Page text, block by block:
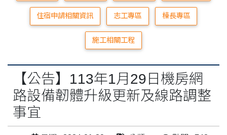
住宿申請相關資訊 志工專區 棟長專區
施工相關工程
【公告】113年1月29日機房網
路設備韌體升級更新及線路調整
事宜